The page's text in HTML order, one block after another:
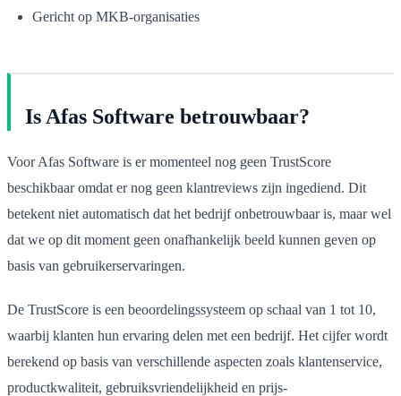
Gericht op MKB-organisaties
Is Afas Software betrouwbaar?
Voor Afas Software is er momenteel nog geen TrustScore
beschikbaar omdat er nog geen klantreviews zijn ingediend. Dit
betekent niet automatisch dat het bedrijf onbetrouwbaar is, maar wel
dat we op dit moment geen onafhankelijk beeld kunnen geven op
basis van gebruikerservaringen.
De TrustScore is een beoordelingssysteem op schaal van 1 tot 10,
waarbij klanten hun ervaring delen met een bedrijf. Het cijfer wordt
berekend op basis van verschillende aspecten zoals klantenservice,
productkwaliteit, gebruiksvriendelijkheid en prijs-